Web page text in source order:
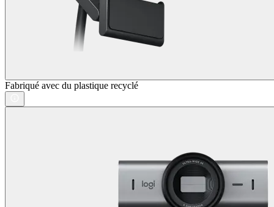
Fabriqué avec du plastique recyclé